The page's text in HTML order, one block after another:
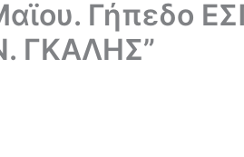
Γήπεδο
ΓΚΑΛΗΣ”